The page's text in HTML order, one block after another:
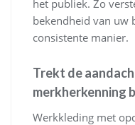
het publiek. Zo
bekendheid van uw
consistente manier.
Trekt de
merkherkenning
Werkkleding met